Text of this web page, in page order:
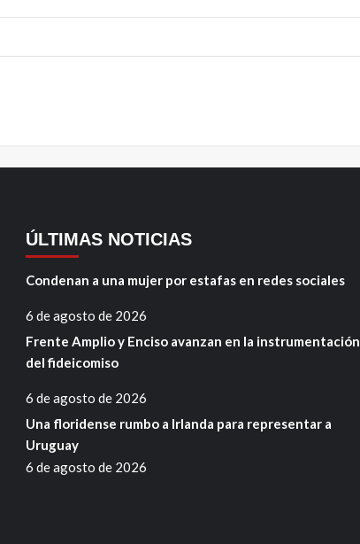
ÚLTIMAS NOTICIAS
Condenan a una mujer por estafas en redes sociales
6 de agosto de 2026
Frente Amplio y Enciso avanzan en la instrumentación
del fideicomiso
6 de agosto de 2026
Una floridense rumbo a Irlanda para representar a
Uruguay
6 de agosto de 2026